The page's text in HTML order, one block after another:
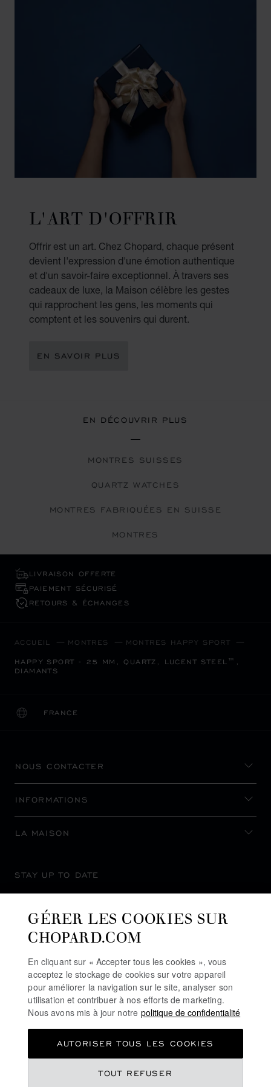
L'ART D'OFFRIR
Offrir est un art. Chez Chopard, chaque présent
devient l'expression d'une émotion authentique
et d'un savoir-faire exceptionnel. À travers ses
cadeaux de luxe, la Maison célèbre les gestes
qui rapprochent les gens, les moments qui
comptent et les souvenirs qui durent.
EN SAVOIR PLUS
EN DÉCOUVRIR PLUS
MONTRES SUISSES
QUARTZ WATCHES
MONTRES FABRIQUÉES EN SUISSE
MONTRES
LIVRAISON OFFERTE
PAIEMENT SÉCURISÉ
RETOURS & ÉCHANGES
ACCUEIL MONTRES MONTRES HAPPY SPORT
HAPPY SPORT - 25 MM, QUARTZ, LUCENT STEEL™,
DIAMANTS
FRANCE
LOCALISATION (CHANGER DE PAYS)
CHANGER DE PAYS
NOUS CONTACTER
INFORMATIONS
LA MAISON
STAY UP TO DATE
POLITIQUE DE CONFIDENTIALITÉ
CONDITIONS D'UTILISATION DU SITE
GÉRER LES COOKIES SUR
CHOPARD.COM
En cliquant sur « Accepter tous les cookies », vous
acceptez le stockage de cookies sur votre appareil
pour améliorer la navigation sur le site, analyser son
utilisation et contribuer à nos efforts de marketing.
Nous avons mis à jour notre politique de confidentialité
TOUT REFUSER
AUTORISER TOUS LES COOKIES